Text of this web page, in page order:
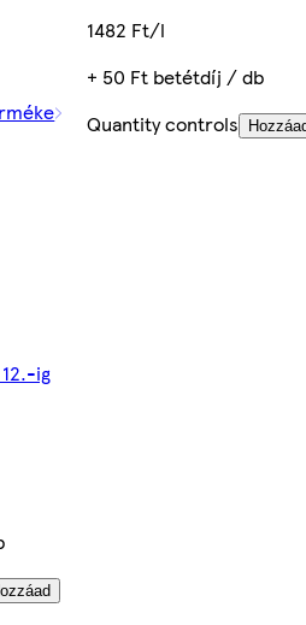
ig
1482 Ft/l
+ 50 Ft betétdíj / db
Quantity controls